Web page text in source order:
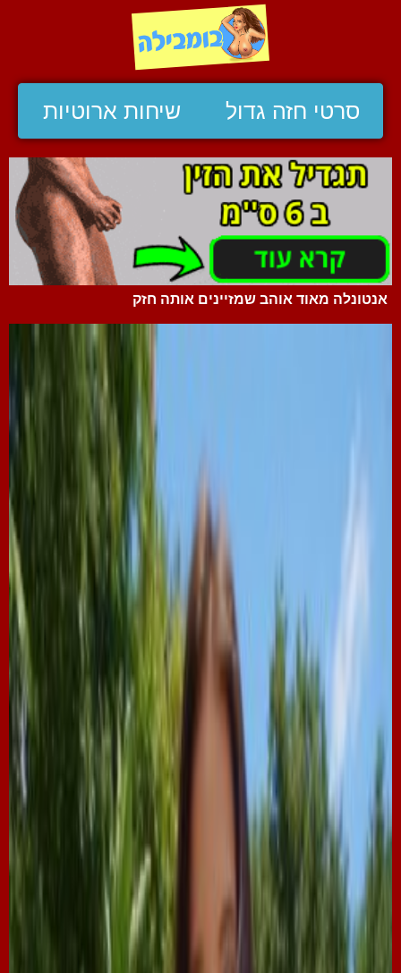
סרטי חזה גדול שיחות ארוטיות
אנטונלה מאוד אוהב שמזיינים אותה חזק